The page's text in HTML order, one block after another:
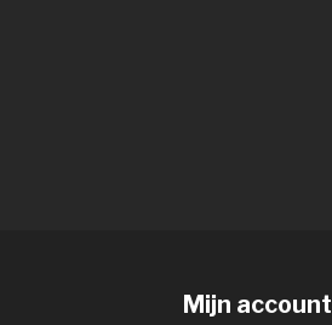
Mijn account